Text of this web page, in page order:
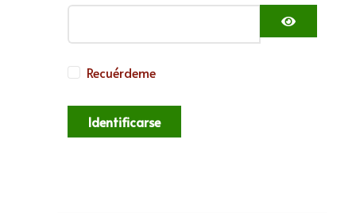
Recuérdeme
Identificarse